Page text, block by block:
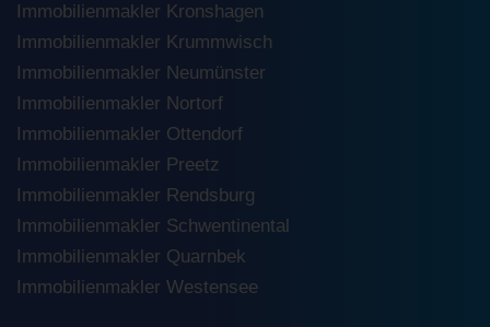
Immobilienmakler Kronshagen
Immobilienmakler Krummwisch
Immobilienmakler Neumünster
Immobilienmakler Nortorf
Immobilienmakler Ottendorf
Immobilienmakler Preetz
Immobilienmakler Rendsburg
Immobilienmakler Schwentinental
Immobilienmakler Quarnbek
Immobilienmakler Westensee